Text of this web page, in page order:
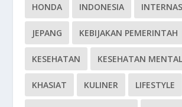
HONDA INDONESIA
JEPANG KEBIJAKAN PEMERINTAH
KESEHATAN KESEHATAN MENTAL
KHASIAT KULINER LIFESTYLE